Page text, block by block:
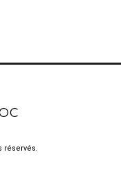
réservés.